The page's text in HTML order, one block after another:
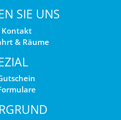
SIE UNS
Kontakt
& Räume